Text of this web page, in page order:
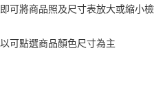
可將商品照及尺寸表放大或縮小檢
可點選商品顏色尺寸為主